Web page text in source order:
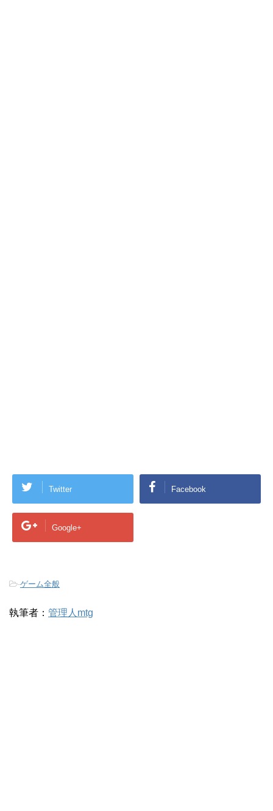
Twitter Facebook
Google+
-ゲーム全般
執筆者： 管理人mtg